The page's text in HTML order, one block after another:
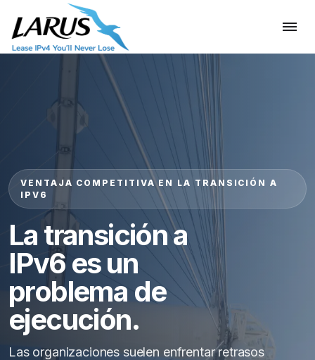
VENTAJA COMPETITIVA EN LA TRANSICIÓN A
IPV6
La transición a
IPv6 es un
problema de
ejecución.
Las organizaciones suelen enfrentar retrasos